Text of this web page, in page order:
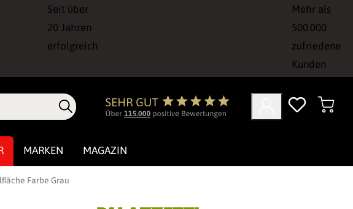
Seit über
20 Jahren
erfolgreich
Mehr als
500.000
zufriedene
Kunden
MARKEN MAGAZIN
Farbe Grau